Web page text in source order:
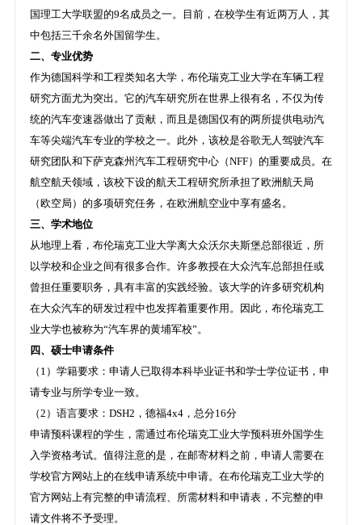
国理工大学联盟的9名成员之一。目前，在校学生有近两万人，其
中包括三千余名外国留学生。
二、专业优势
作为德国科学和工程类知名大学，布伦瑞克工业大学在车辆工程
研究方面尤为突出。它的汽车研究所在世界上很有名，不仅为传
统的汽车变速器做出了贡献，而且是德国仅有的两所提供电动汽
车等尖端汽车专业的学校之一。此外，该校是谷歌无人驾驶汽车
研究团队和下萨克森州汽车工程研究中心（NFF）的重要成员。在
航空航天领域，该校下设的航天工程研究所承担了欧洲航天局
（欧空局）的多项研究任务，在欧洲航空业中享有盛名。
三、学术地位
从地理上看，布伦瑞克工业大学离大众沃尔夫斯堡总部很近，所
以学校和企业之间有很多合作。许多教授在大众汽车总部担任或
曾担任重要职务，具有丰富的实践经验。该大学的许多研究机构
在大众汽车的研发过程中也发挥着重要作用。因此，布伦瑞克工
业大学也被称为“汽车界的黄埔军校”。
四、硕士申请条件
（1）学籍要求：申请人已取得本科毕业证书和学士学位证书，申
请专业与所学专业一致。
（2）语言要求：DSH2，德福4x4，总分16分
申请预科课程的学生，需通过布伦瑞克工业大学预科班外国学生
入学资格考试。值得注意的是，在邮寄材料之前，申请人需要在
学校官方网站上的在线申请系统中申请。在布伦瑞克工业大学的
官方网站上有完整的申请流程、所需材料和申请表，不完整的申
请文件将不予受理。